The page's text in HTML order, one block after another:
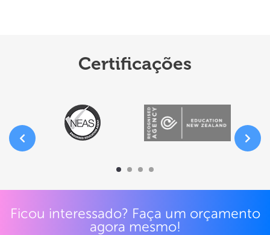
Certificações
Ficou interessado? Faça um orçamento
agora mesmo!